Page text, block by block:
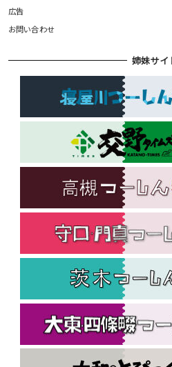
広告
お問い合わせ
姉妹サイ